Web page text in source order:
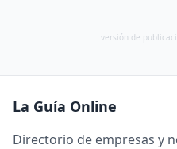
versión de
La Guía Online
Directorio de empresas y